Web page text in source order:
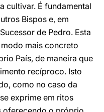
cultivar. É fundamental
Bispos e, em
de Pedro. Esta
mais concreto
País, de maneira que
recíproco. Isto
como no caso da
exprime em ritos